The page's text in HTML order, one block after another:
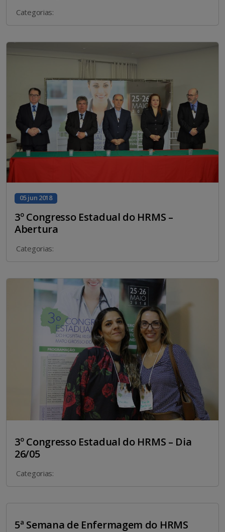
Categorias:
05 jun 2018
3º Congresso Estadual do HRMS –
Abertura
Categorias:
3º Congresso Estadual do HRMS – Dia
26/05
Categorias:
5ª Semana de Enfermagem do HRMS